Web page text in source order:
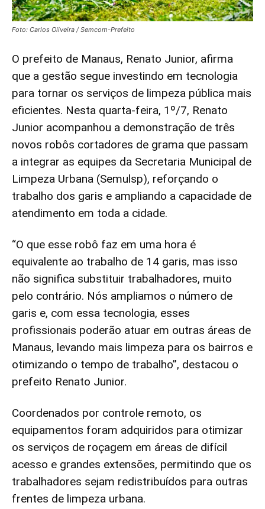
Foto: Carlos Oliveira / Semcom-Prefeito
O prefeito de Manaus, Renato Junior, afirma
que a gestão segue investindo em tecnologia
para tornar os serviços de limpeza pública mais
eficientes. Nesta quarta-feira, 1º/7, Renato
Junior acompanhou a demonstração de três
novos robôs cortadores de grama que passam
a integrar as equipes da Secretaria Municipal de
Limpeza Urbana (Semulsp), reforçando o
trabalho dos garis e ampliando a capacidade de
atendimento em toda a cidade.
“O que esse robô faz em uma hora é
equivalente ao trabalho de 14 garis, mas isso
não significa substituir trabalhadores, muito
pelo contrário. Nós ampliamos o número de
garis e, com essa tecnologia, esses
profissionais poderão atuar em outras áreas de
Manaus, levando mais limpeza para os bairros e
otimizando o tempo de trabalho”, destacou o
prefeito Renato Junior.
Coordenados por controle remoto, os
equipamentos foram adquiridos para otimizar
os serviços de roçagem em áreas de difícil
acesso e grandes extensões, permitindo que os
trabalhadores sejam redistribuídos para outras
frentes de limpeza urbana.